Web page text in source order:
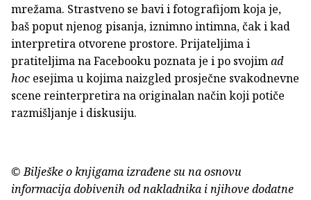
mrežama. Strastveno se bavi i fotografijom koja je,
baš poput njenog pisanja, iznimno intimna, čak i kad
interpretira otvorene prostore. Prijateljima i
pratiteljima na Facebooku poznata je i po svojimad
hoc esejima u kojima naizgled prosječne svakodnevne
scene reinterpretira na originalan način koji potiče
razmišljanje i diskusiju.
© Bilješke o knjigama izrađene su na osnovu
informacija dobivenih od nakladnika i njihove dodatne